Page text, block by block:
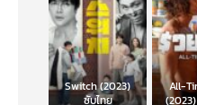
Switch (2023)
ซับไทย
All-
(2023)